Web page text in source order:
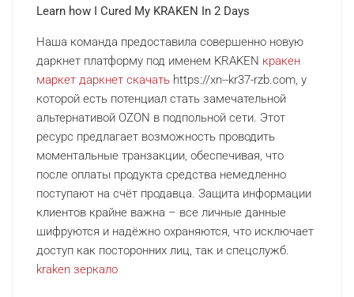
Learn how I Cured My KRAKEN In 2 Days
Наша команда предоставила совершенно новую
даркнет платформу под именем KRAKEN кракен
маркет даркнет скачать https://xn--kr37-rzb.com, у
которой есть потенциал стать замечательной
альтернативой OZON в подпольной сети. Этот
ресурс предлагает возможность проводить
моментальные транзакции, обеспечивая, что
после оплаты продукта средства немедленно
поступают на счёт продавца. Защита информации
клиентов крайне важна – все личные данные
шифруются и надёжно охраняются, что исключает
доступ как посторонних лиц, так и спецслужб.
kraken зеркало